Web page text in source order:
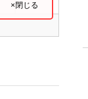
×閉じる